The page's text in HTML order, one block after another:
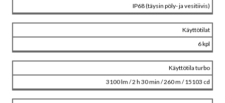
IP68 (täysin pöly- ja vesitiivis)
Käyttötilat
6 kpl
Käyttötila turbo
3100 lm / 2 h 30 min / 260 m / 15103 cd